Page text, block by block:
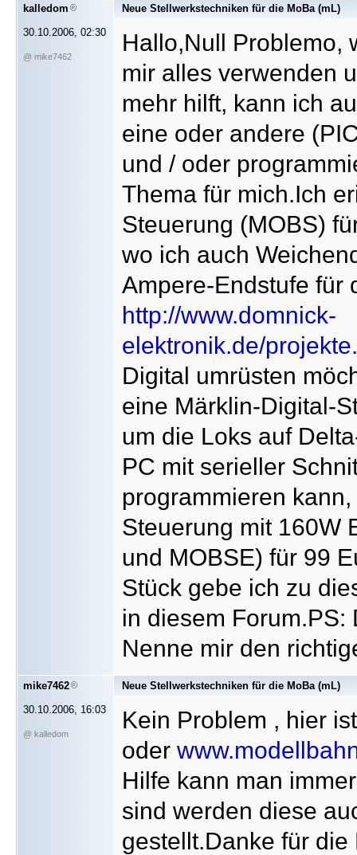
kalledom
30.10.2006, 02:30
@ mike7462
Neue Stellwerkstechniken für die MoBa (mL)
Hallo,Null Problemo,
mir alles verwenden
mehr hilft, kann ich
eine oder andere
und / oder
Thema für mich.Ich
Steuerung (MOBS)
wo ich auch
Ampere-Endstufe für
http://www.domnick-
elektronik.de/
Digital umrüsten
eine Märklin-Digital-
um die Loks auf
PC mit serieller
programmieren
Steuerung mit 160W
und MOBSE) für 99
Stück gebe ich zu
in diesem Forum.PS:
Nenne mir den
mike7462
30.10.2006, 16:03
@ kalledom
Neue Stellwerkstechniken für die MoBa (mL)
Kein Problem , hier
oder
Hilfe kann man
sind werden diese
gestellt.Danke für